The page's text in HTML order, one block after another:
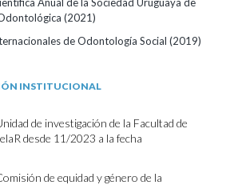
(2021)
de Odontología Social (2019)
INSTITUCIONAL
de investigación de la Facultad de
desde 11/2023 a la fecha
de equidad y género de la